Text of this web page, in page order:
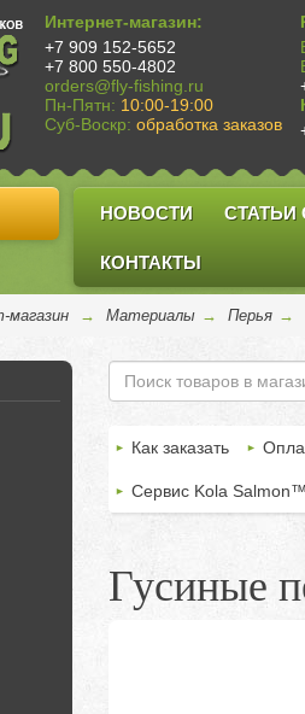
Интернет-магазин:
+7 909 152-5652
+7 800 550-4802
orders@fly-fishing.ru
Пн-Пятн: 10:00-19:00
Суб-Воскр: обработка заказов
НОВОСТИ СТАТЬИ
КОНТАКТЫ
магазин → Материалы → Перья →
Как заказать
Сервис Kola
Гусиные